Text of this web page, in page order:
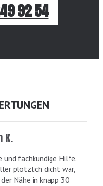
92 54
K.
und fachkundige Hilfe.
plötzlich dicht war,
Nähe in knapp 30